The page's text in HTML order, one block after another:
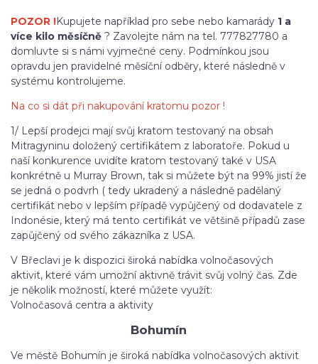
POZOR !Kupujete například pro sebe nebo kamarády 1 a
více kilo měsíčně ? Zavolejte nám na tel. 777827780 a
domluvte si s námi vyjmečné ceny. Podmínkou jsou
opravdu jen pravidelné měsíční odběry, které následně v
systému kontrolujeme.
Na co si dát při nakupování kratomu pozor !
1/ Lepší prodejci mají svůj kratom testovaný na obsah
Mitragyninu doložený certifikátem z laboratoře. Pokud u
naší konkurence uvidíte kratom testovaný také v USA
konkrétně u Murray Brown, tak si můžete být na 99% jistí že
se jedná o podvrh ( tedy ukradený a následně padělaný
certifikát nebo v lepším případě vypůjčený od dodavatele z
Indonésie, který má tento certifikát ve většině případů zase
zapůjčený od svého zákazníka z USA.
V Břeclavi je k dispozici široká nabídka volnočasových
aktivit, které vám umožní aktivně trávit svůj volný čas. Zde
je několik možností, které můžete využít:
Volnočasová centra a aktivity
Bohumín
Ve městě Bohumín je široká nabídka volnočasových aktivit